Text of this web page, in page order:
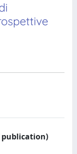
publication)